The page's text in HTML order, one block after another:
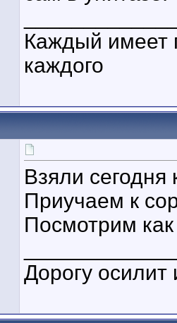
Каждый имеет
каждого
Взяли сегодня
Приучаем к
Посмотрим
Дорогу